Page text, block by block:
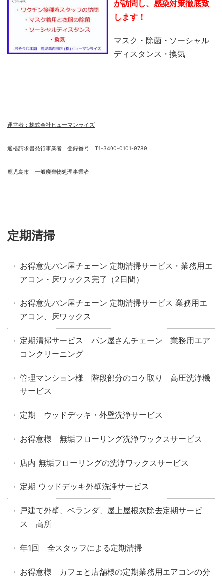
が訪問し、感染対策徹底致
します！
マスク・除菌・ソーシャル
ディスタンス・換気
運営者：株式会社ヒューマンライズ
適格請求書発行事業者 登録番号 T1-3400-0101-9789
鹿児島市 一般廃棄物処理事業者
定期清掃
お得意先パン屋チェーン 定期清掃サービス・業務用エ
アコン・床ワックス完了（2日間）
お得意先パン屋チェーン 定期清掃サービス 業務用エ
アコン、床ワックス
定期清掃サービス パン屋さんチェーン 業務用エア
コンクリーニング
管理マンション様 階段部分のコケ取り 高圧洗浄機
サービス
定期 ウッドデッキ・外壁洗浄サービス
お得意様 無垢フローリング洗浄ワックスサービス
店内 無垢フローリングの洗浄ワックスサービス
定期 ウッドデッキ外壁洗浄サービス
戸建て外壁、ベランダ、屋上屋根灰除去定期サービ
ス 高所
年1回 全スタッフによる定期清掃
お得意様 カフェと店舗様の定期業務用エアコンの分